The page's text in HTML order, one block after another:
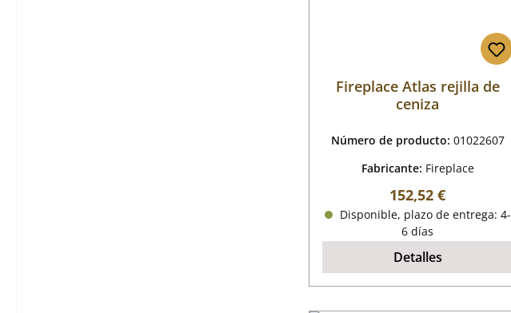
Fireplace Atlas rejilla de
ceniza
Número de producto: 01022607
Fabricante: Fireplace
Precio normal:
152,52 €
Disponible, plazo de entrega: 4-
6 días
Detalles